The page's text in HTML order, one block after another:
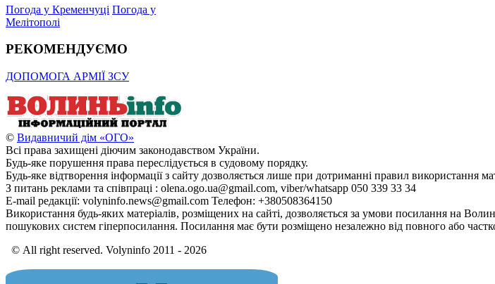
Погода у Кременчуці Погода у
Мелітополі
РЕКОМЕНДУЄМО
ДОПОМОГА АРМІЇ ЗСУ
© Видавничий дім «ОГО»
Всі права захищені діючим законодавством України.
Будь-яке порушення права переслідується в судовому порядку.
Будь-яке відтворення інформації з сайту дозволяється лише при дотриманні правил використання
З питань реклами та співпраці : olena.ogo.ua@gmail.com, viber/whatsapp 050 339 33 34
E-mail редакції: volyninfo.news@gmail.com Телефон: +380508364150
Використання будь-яких матеріалів, розміщених на сайті, дозволяється за умови посилання на
пошукових систем гіперпосилання. Посилання має бути розміщено незалежно від повного або
© All right reserved. Volyninfo 2011 - 2026